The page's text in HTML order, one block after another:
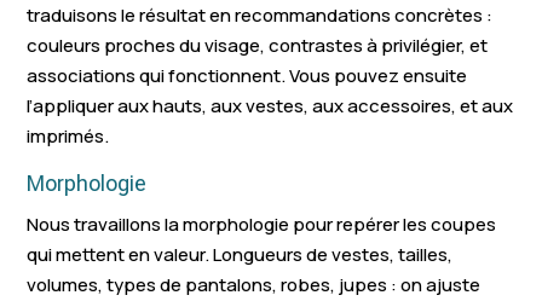
Simiane-Collongue
Le Puy-Sainte-
Réparade
Saint-
Remparts
Ensuès-la-Redonne
Carry-le-Rouet
Saint-Cannat
La Roque-
d'Anthéron
Provence
Rousset
Le Rove
traduisons le résultat en recommandations concrètes :
couleurs proches du visage, contrastes à privilégier, et
associations qui fonctionnent. Vous pouvez ensuite
l’appliquer aux hauts, aux vestes, aux accessoires, et aux
imprimés.
Morphologie
Nous travaillons la morphologie pour repérer les coupes
qui mettent en valeur. Longueurs de vestes, tailles,
volumes, types de pantalons, robes, jupes : on ajuste